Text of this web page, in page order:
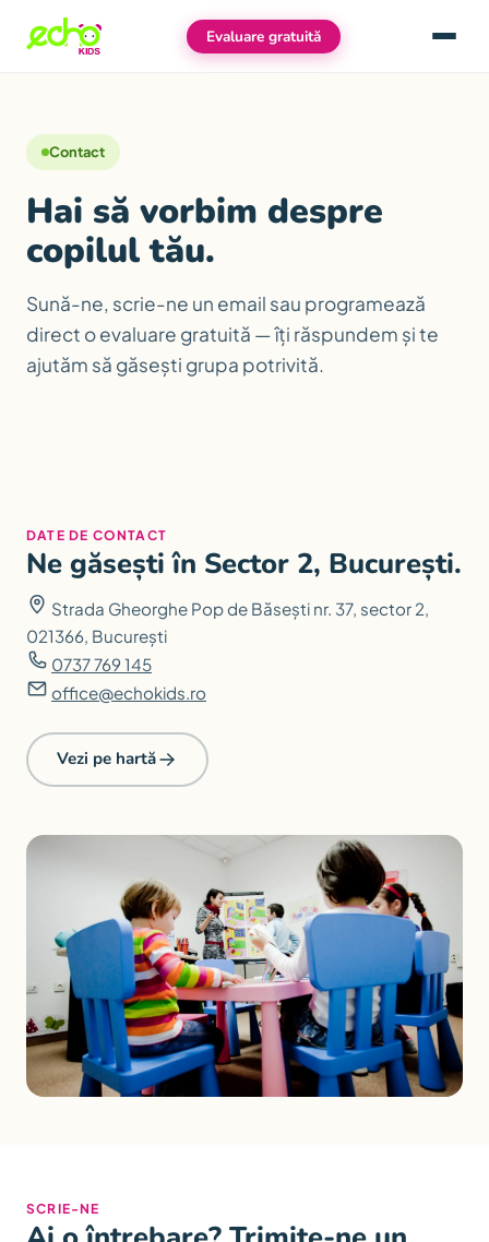
Evaluare gratuită Meniu
Contact
Hai să vorbim despre
copilul tău.
Sună-ne, scrie-ne un email sau programează
direct o evaluare gratuită — îți răspundem și te
ajutăm să găsești grupa potrivită.
DATE DE CONTACT
Ne găsești în Sector 2, București.
Strada Gheorghe Pop de Băsești nr. 37, sector 2,
021366, București
0737 769 145
office@echokids.ro
Vezi pe hartă
SCRIE-NE